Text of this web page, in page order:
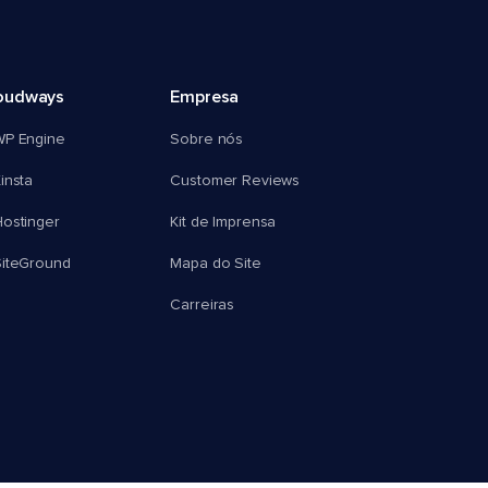
Engine
Empresa
Sobre nós
Customer Reviews
Kit de Imprensa
Mapa do Site
Carreiras